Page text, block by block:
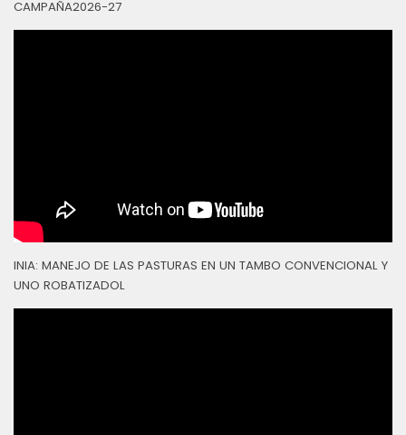
CAMPAÑA2026-27
INIA: MANEJO DE LAS PASTURAS EN UN TAMBO CONVENCIONAL Y
UNO ROBATIZADOL